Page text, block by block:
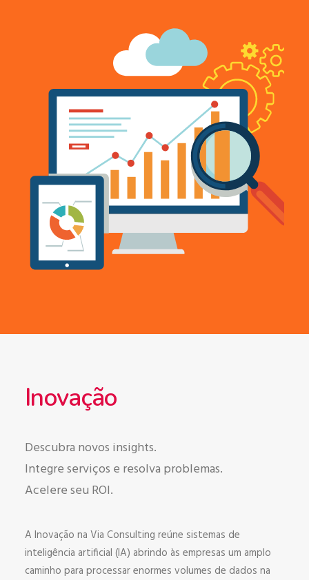
Inovação
Descubra novos insights.
Integre serviços e resolva problemas.
Acelere seu ROI.
A Inovação na Via Consulting reúne sistemas de
inteligência artificial (IA) abrindo às empresas um amplo
caminho para processar enormes volumes de dados na